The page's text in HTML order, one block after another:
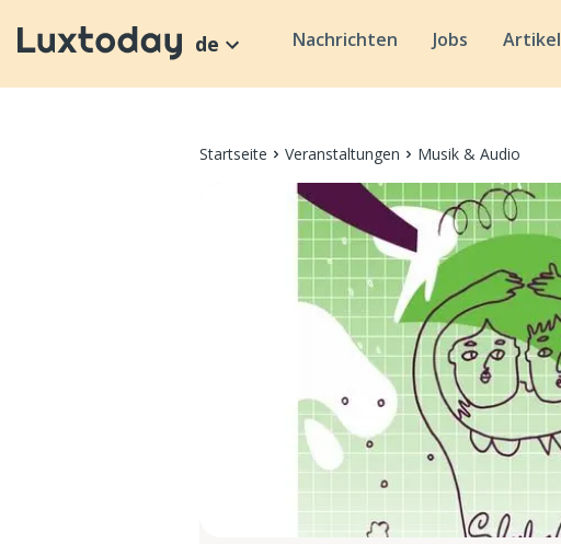
de Nachrichten Jobs Artikel
Startseite Veranstaltungen Musik & Audio